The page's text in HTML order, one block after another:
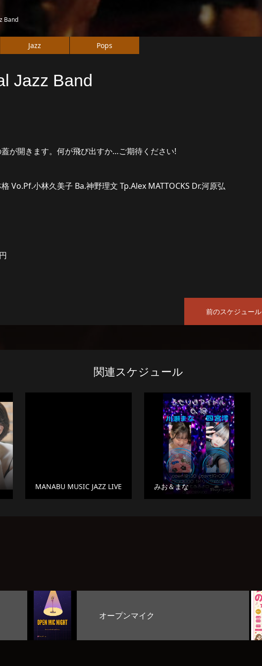
Band
Jazz Band
Jazz Pops
が開きます。何が飛び出すか…ご期待ください!
Vo.Pf.小林久美子 Ba.神野理文 Tp.Alex MATTOCKS Dr.河原弘
前のスケジュール
関連スケジュール
MANABU MUSIC JAZZ LIVE みお＆まな